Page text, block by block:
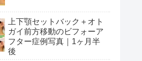
上下顎セットバック＋オト
ガイ前方移動のビフォーア
フター症例写真｜1ヶ月半
後